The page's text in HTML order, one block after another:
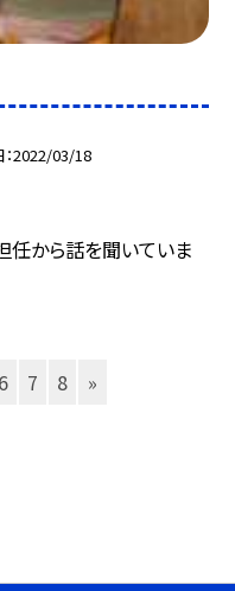
2022/03/18
任から話を聞いていま
6 7 8 »